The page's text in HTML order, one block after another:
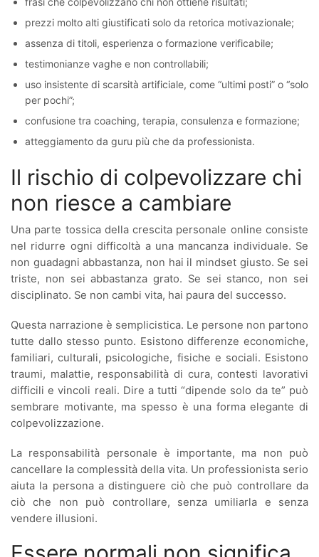
prezzi molto alti giustificati solo da retorica motivazionale;
assenza di titoli, esperienza o formazione verificabile;
testimonianze vaghe e non controllabili;
uso insistente di scarsità artificiale, come “ultimi posti” o “solo
per pochi”;
confusione tra coaching, terapia, consulenza e formazione;
atteggiamento da guru più che da professionista.
Il rischio di colpevolizzare chi
non riesce a cambiare
Una parte tossica della crescita personale online consiste
nel ridurre ogni difficoltà a una mancanza individuale. Se
non guadagni abbastanza, non hai il mindset giusto. Se sei
triste, non sei abbastanza grato. Se sei stanco, non sei
disciplinato. Se non cambi vita, hai paura del successo.
Questa narrazione è semplicistica. Le persone non partono
tutte dallo stesso punto. Esistono differenze economiche,
familiari, culturali, psicologiche, fisiche e sociali. Esistono
traumi, malattie, responsabilità di cura, contesti lavorativi
difficili e vincoli reali. Dire a tutti “dipende solo da te” può
sembrare motivante, ma spesso è una forma elegante di
colpevolizzazione.
La responsabilità personale è importante, ma non può
cancellare la complessità della vita. Un professionista serio
aiuta la persona a distinguere ciò che può controllare da
ciò che non può controllare, senza umiliarla e senza
vendere illusioni.